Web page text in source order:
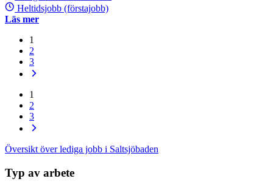
Heltidsjobb (förstajobb)
Läs mer
1
2
3
1
2
3
Översikt över lediga jobb i Saltsjöbaden
Typ av arbete